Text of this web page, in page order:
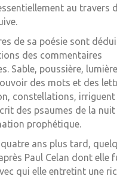
au travers
de sa poésie sont
des commentaires
Sable, poussière,
des mots et des
constellations, irriguent
des psaumes de la
prophétique.
ans plus tard,
Paul Celan dont elle
qui elle entretint une